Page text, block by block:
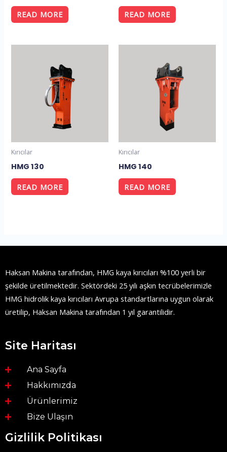
READ MORE
READ MORE
Kırıcılar
HMG 130
READ MORE
Kırıcılar
HMG 140
READ MORE
Haksan Makina tarafından, HMG kaya kırıcıları %100 yerli bir
şekilde üretilmektedir. Sektördeki 25 yılı aşkın tecrübelerimizle
HMG hidrolik kaya kırıcıları Avrupa standartlarına uygun olarak
üretilip, Haksan Makina tarafından 1 yıl garantilidir.
Site Haritası
Ana Sayfa
Hakkımızda
Ürünlerimiz
Bize Ulaşın
Gizlilik Politikası